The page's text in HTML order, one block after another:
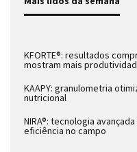
KFORTE®: resultados
mostram mais
KAAPY: granulometria
nutricional
NIRA®: tecnologia
eficiência no campo